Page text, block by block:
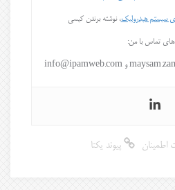
سیستم هیدرولیک، نوشته برندن کیسی
های تماس با من:
اطمینان پیوند یکتا